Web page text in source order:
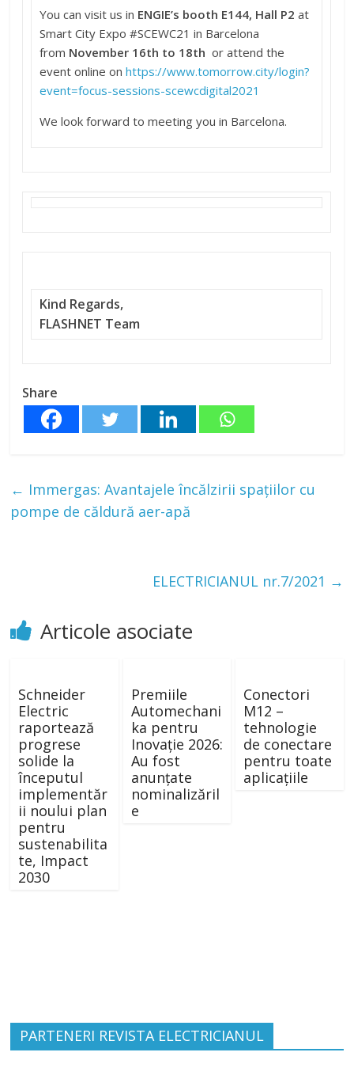
You can visit us in ENGIE’s booth E144, Hall P2at
Smart City Expo #SCEWC21 in Barcelona
from November 16th to 18th or attend the
event online onhttps://www.tomorrow.city/login?
event=focus-sessions-scewcdigital2021
We look forward to meeting you in Barcelona.
Kind Regards,
FLASHNET Team
Share
← Immergas: Avantajele încălzirii spațiilor cu
pompe de căldură aer-apă
ELECTRICIANUL nr.7/2021 →
Articole asociate
Schneider
Electric
raportează
progrese
solide la
începutul
implementăr
ii noului plan
pentru
sustenabilita
te, Impact
2030
Premiile
Automechani
ka pentru
Inovație 2026:
Au fost
anunțate
nominalizăril
e
Conectori
M12 –
tehnologie
de conectare
pentru toate
aplicațiile
PARTENERI REVISTA ELECTRICIANUL